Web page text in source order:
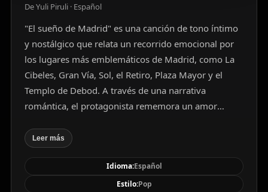
De Yuli Piruli · Español
"El sueño de Madrid" es una canción de tono íntimo
y nostálgico que relata un recorrido emocional por
los lugares más emblemáticos de Madrid, como La
Cibeles, Gran Vía, Sol, el Retiro, Plaza Mayor y el
Templo de Debod. A través de una narrativa
romántica, el protagonista rememora un amor
besos y momentos compartidos. La letra fusiona el
universal de amor y pertenencia. Escrita con un
lenguaje sencillo pero cargado de emoción, la
Leer más
Idioma:Español
Estilo:Pop